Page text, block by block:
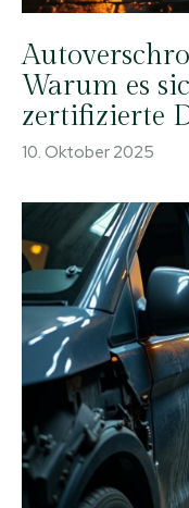
Warum es
zertifizierte
10. Oktober 2025